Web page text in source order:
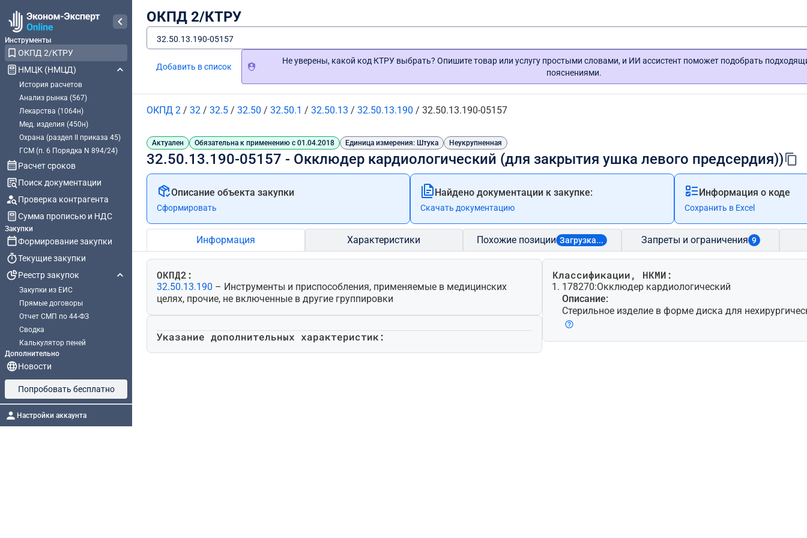
Инструменты
ОКПД 2/КТРУ
НМЦК (НМЦД)
История расчетов
Анализ рынка (567)
Лекарства (1064н)
Мед. изделия (450н)
Охрана (раздел II приказа 45)
ГСМ (п. 6 Порядка N 894/24)
Расчет сроков
Поиск документации
Проверка контрагента
Сумма прописью и НДС
Закупки
Формирование закупки
Текущие закупки
Реестр закупок
Закупки из ЕИС
Прямые договоры
Отчет СМП по 44-ФЗ
Сводка
Калькулятор пеней
Дополнительно
Новости
Попробовать бесплатно
Настройки аккаунта
ОКПД 2/КТРУ
32.50.13.190-05157
Добавить в список
Не уверены, какой код КТРУ выбрать? Опишите товар или услугу простыми словами, и ИИ ассистент поможет подобрать
пояснениями.
ОКПД 2 / 32 / 32.5 / 32.50 / 32.50.1 / 32.50.13 / 32.50.13.190 / 32.50.13.190-05157
Актуален Обязательна к применению с 01.04.2018 Единица измерения: Штука Неукрупненная
32.50.13.190-05157 - Окклюдер кардиологический (для закрытия ушка левого предсердия))
Описание объекта закупки
Сформировать
Найдено документации к закупке:
Скачать документацию
Информация о коде
Сохранить в Excel
Информация Характеристики Похожие позиции Загрузка... Запреты и ограничения 9
ОКПД2:
32.50.13.190 – Инструменты и приспособления, применяемые в медицинских
целях, прочие, не включенные в другие группировки
Указание дополнительных характеристик:
Классификации, НКМИ:
178270:Окклюдер кардиологический
Описание:
Стерильное изделие в форме диска для
ктов сердца. Изделие, как правило,